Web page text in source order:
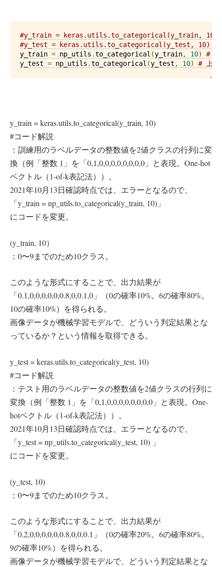
#y_train = keras.utils.to_categorical(y_train, 10) # エ
#y_test = keras.utils.to_categorical(y_test, 10) # エラ
y_train = np_utils .to_categorical (y_train, 10)
# 上
y_test = np_utils .to_categorical (y_test , 10) # 上記
y_train = keras.utils.to_categorical(y_train, 10)
#コード解説
：訓練用のラベルデータの整数値を2値クラスの行列に変
換（例「整数 1」を「0,1,0,0,0,0,0,0,0,0」と表現。One-hot
ベクトル（1-of-k表記法））。
2021年10月13日確認時点では、エラーとなるので、
「y_train = np_utils.to_categorical(y_train, 10)」
にコードを変更。
(y_train, 10）
：0〜9までのため10クラス。
このような形式にすることで、出力結果が
「0.1,0,0,0,0,0,0.8,0,0.1,0」（0の確率10%。6の確率80%。
10の確率10%）を得られる。
画像データが機械学習モデルで、どういう判定結果とな
っているか？という情報を取得できる。
y_test = keras.utils.to_categorical(y_test, 10)
#コード解説
：テスト用のラベルデータの整数値を2値クラスの行列に
変換（例「整数 1」を「0,1,0,0,0,0,0,0,0,0」と表現。One-
hotベクトル（1-of-k表記法））。
2021年10月13日確認時点では、エラーとなるので、
「y_test = np_utils.to_categorical(y_test, 10) 」
にコードを変更。
(y_test, 10)
：0〜9までのため10クラス。
このような形式にすることで、出力結果が
「0.2,0,0,0,0,0,0.8,0,0,0.1」（0の確率20%。6の確率80%。
9の確率10%）を得られる。
画像データが機械学習モデルで、どういう判定結果とな